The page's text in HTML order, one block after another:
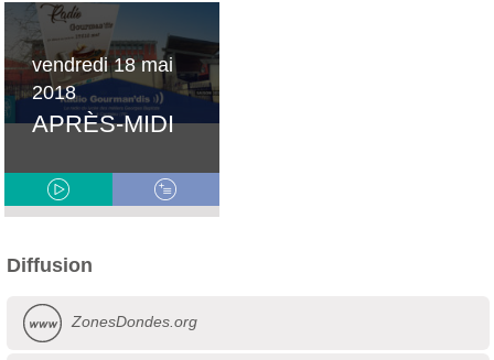
vendredi 18 mai
2018
APRÈS-MIDI
Diffusion
ZonesDondes.org